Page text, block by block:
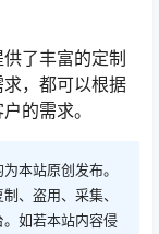
供了丰富的定制
，都可以根据
的需求。
本站原创发布。
、盗用、采集、
如若本站内容侵